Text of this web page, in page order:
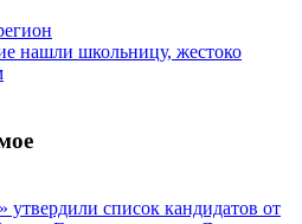
нашли школьницу, жестоко
утвердили список кандидатов от